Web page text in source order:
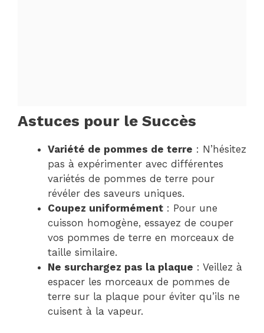
Astuces pour le Succès
Variété de pommes de terre : N’hésitez
pas à expérimenter avec différentes
variétés de pommes de terre pour
révéler des saveurs uniques.
Coupez uniformément : Pour une
cuisson homogène, essayez de couper
vos pommes de terre en morceaux de
taille similaire.
Ne surchargez pas la plaque : Veillez à
espacer les morceaux de pommes de
terre sur la plaque pour éviter qu’ils ne
cuisent à la vapeur.